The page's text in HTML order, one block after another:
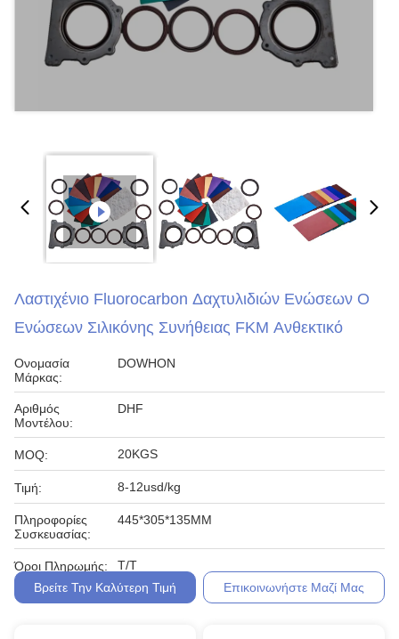
Λαστιχένιο Fluorocarbon Δαχτυλιδιών Ενώσεων Ο
Ενώσεων Σιλικόνης Συνήθειας FKM Ανθεκτικό
Ονομασία
Μάρκας:
DOWHON
Αριθμός
Μοντέλου:
DHF
MOQ: 20KGS
Τιμή: 8-12usd/kg
Πληροφορίες
Συσκευασίας:
445*305*135MM
Όροι Πληρωμής:
T/T
Βρείτε Την Καλύτερη Τιμή
Επικοινωνήστε Μαζί Μας